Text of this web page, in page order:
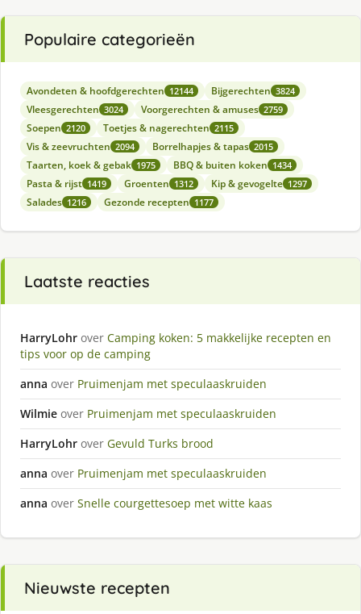
Populaire categorieën
Avondeten & hoofdgerechten 12144 Bijgerechten 3824
Vleesgerechten 3024 Voorgerechten & amuses 2759
Soepen 2120 Toetjes & nagerechten 2115
Vis & zeevruchten 2094 Borrelhapjes & tapas 2015
Taarten, koek & gebak 1975 BBQ & buiten koken 1434
Pasta & rijst 1419 Groenten 1312 Kip & gevogelte 1297
Salades 1216 Gezonde recepten 1177
Laatste reacties
HarryLohr over Camping koken: 5 makkelijke recepten en
tips voor op de camping
anna over Pruimenjam met speculaaskruiden
Wilmie over Pruimenjam met speculaaskruiden
HarryLohr over Gevuld Turks brood
anna over Pruimenjam met speculaaskruiden
anna over Snelle courgettesoep met witte kaas
Nieuwste recepten